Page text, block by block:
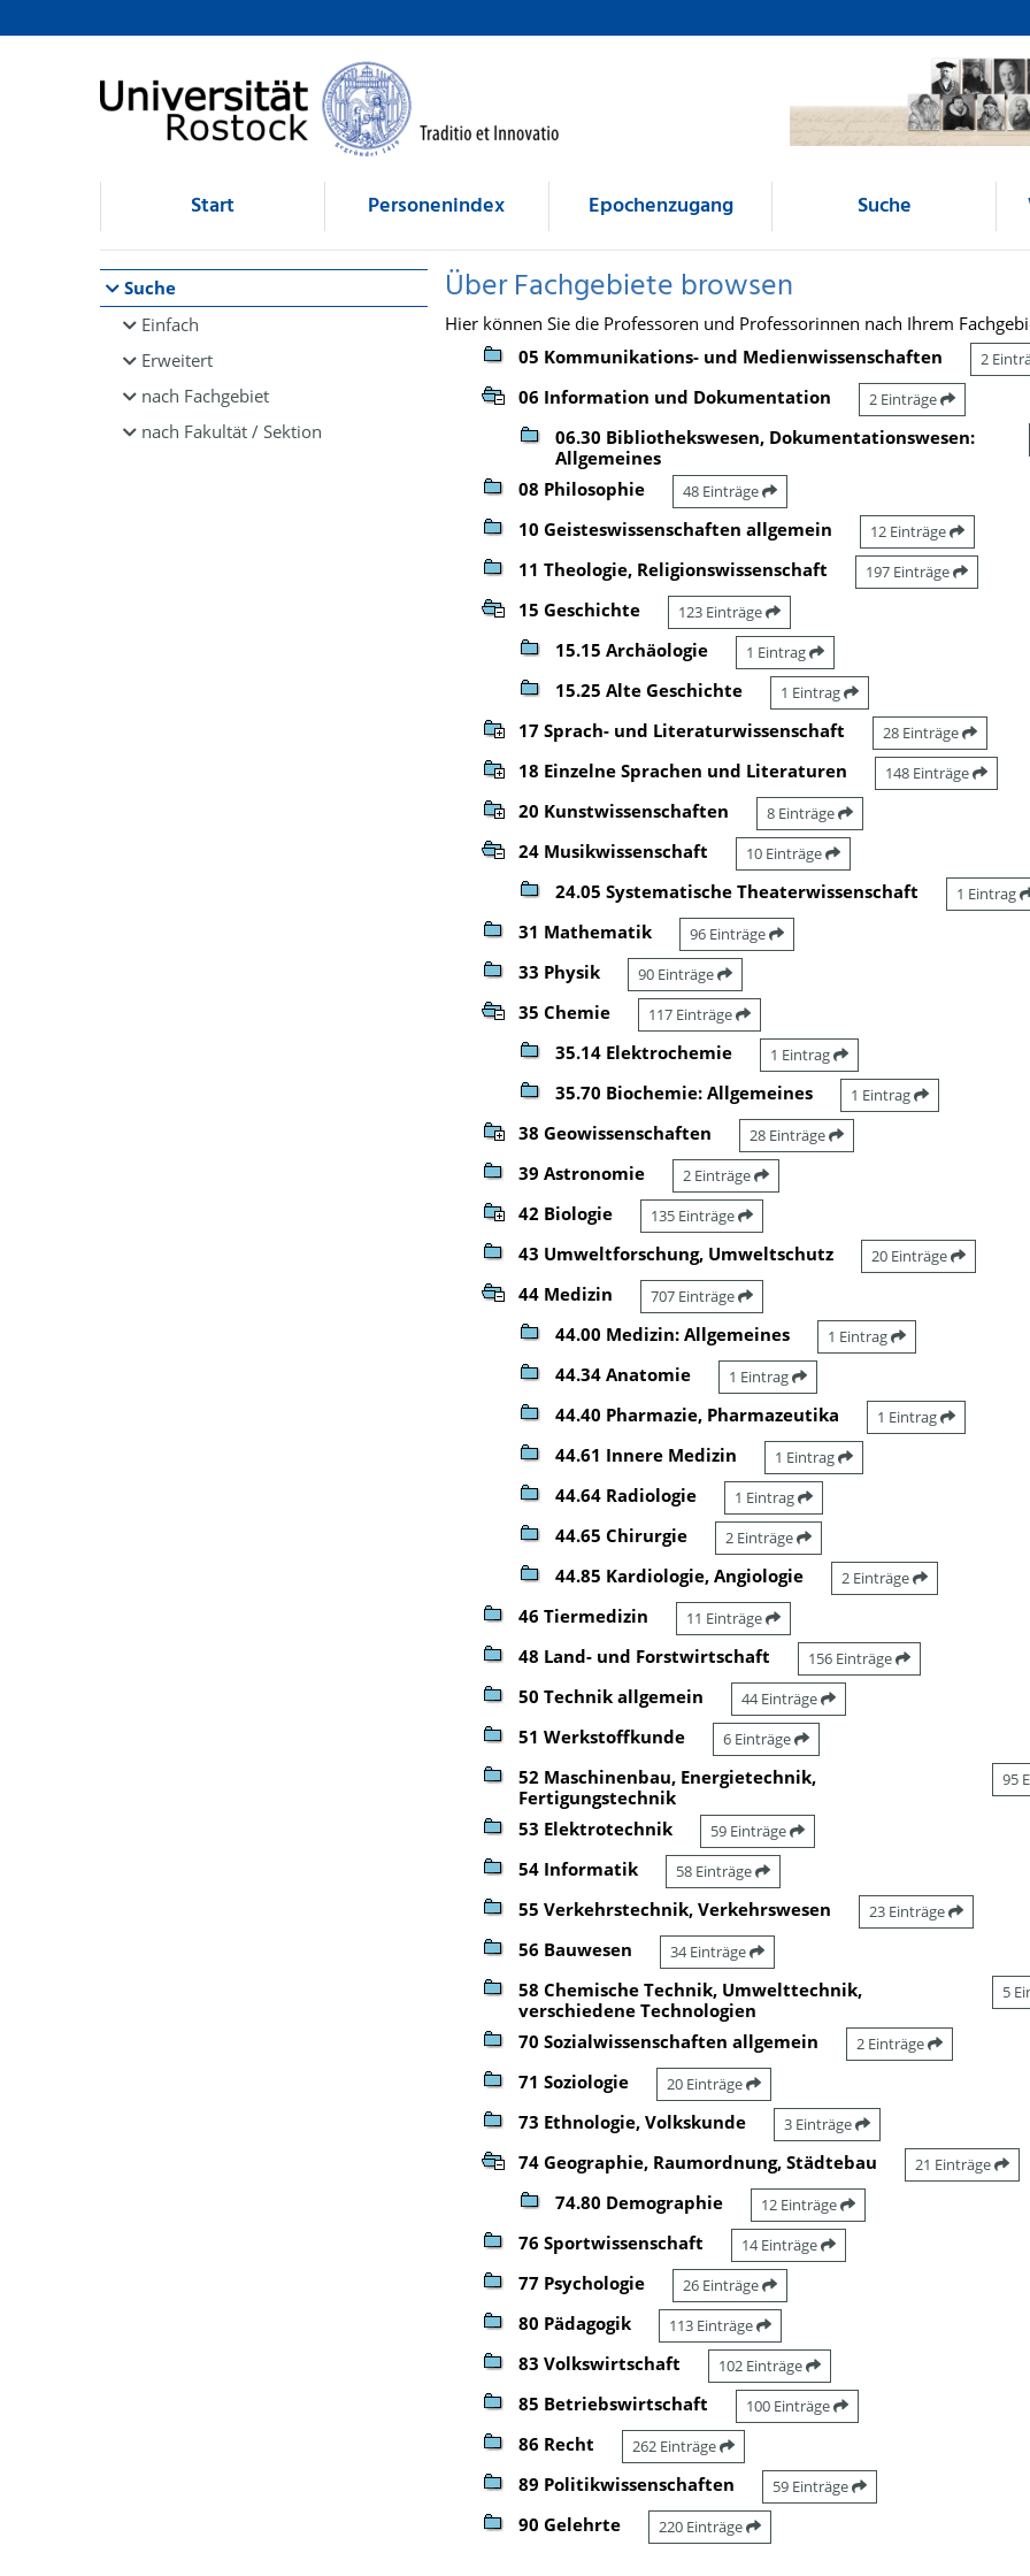
Browsen
direkt zum Inhalt
Start Personenindex Epochenzugang Suche
Suche
Einfach
Erweitert
nach Fachgebiet
nach Fakultät / Sektion
Über Fachgebiete browsen
Hier können Sie die Professoren und Professorinnen nach Ihrem
05 Kommunikations- und Medienwissenschaften
2
06 Information und Dokumentation 2 Einträge
06.30 Bibliothekswesen, Dokumentationswesen:
Allgemeines
08 Philosophie 48 Einträge
10 Geisteswissenschaften allgemein 12 Einträge
11 Theologie, Religionswissenschaft 197 Einträge
15 Geschichte 123 Einträge
15.15 Archäologie 1 Eintrag
15.25 Alte Geschichte 1 Eintrag
17 Sprach- und Literaturwissenschaft 28 Einträge
18 Einzelne Sprachen und Literaturen 148 Einträge
20 Kunstwissenschaften 8 Einträge
24 Musikwissenschaft 10 Einträge
24.05 Systematische Theaterwissenschaft 1 Eintrag
31 Mathematik 96 Einträge
33 Physik 90 Einträge
35 Chemie 117 Einträge
35.14 Elektrochemie 1 Eintrag
35.70 Biochemie: Allgemeines 1 Eintrag
38 Geowissenschaften 28 Einträge
39 Astronomie 2 Einträge
42 Biologie 135 Einträge
43 Umweltforschung, Umweltschutz 20 Einträge
44 Medizin 707 Einträge
44.00 Medizin: Allgemeines 1 Eintrag
44.34 Anatomie 1 Eintrag
44.40 Pharmazie, Pharmazeutika 1 Eintrag
44.61 Innere Medizin 1 Eintrag
44.64 Radiologie 1 Eintrag
44.65 Chirurgie 2 Einträge
44.85 Kardiologie, Angiologie 2 Einträge
46 Tiermedizin 11 Einträge
48 Land- und Forstwirtschaft 156 Einträge
50 Technik allgemein 44 Einträge
51 Werkstoffkunde 6 Einträge
52 Maschinenbau, Energietechnik,
Fertigungstechnik
95
53 Elektrotechnik 59 Einträge
54 Informatik 58 Einträge
55 Verkehrstechnik, Verkehrswesen 23 Einträge
56 Bauwesen 34 Einträge
58 Chemische Technik, Umwelttechnik,
verschiedene Technologien
5
70 Sozialwissenschaften allgemein 2 Einträge
71 Soziologie 20 Einträge
73 Ethnologie, Volkskunde 3 Einträge
74 Geographie, Raumordnung, Städtebau 21 Einträge
74.80 Demographie 12 Einträge
76 Sportwissenschaft 14 Einträge
77 Psychologie 26 Einträge
80 Pädagogik 113 Einträge
83 Volkswirtschaft 102 Einträge
85 Betriebswirtschaft 100 Einträge
86 Recht 262 Einträge
89 Politikwissenschaften 59 Einträge
90 Gelehrte 220 Einträge